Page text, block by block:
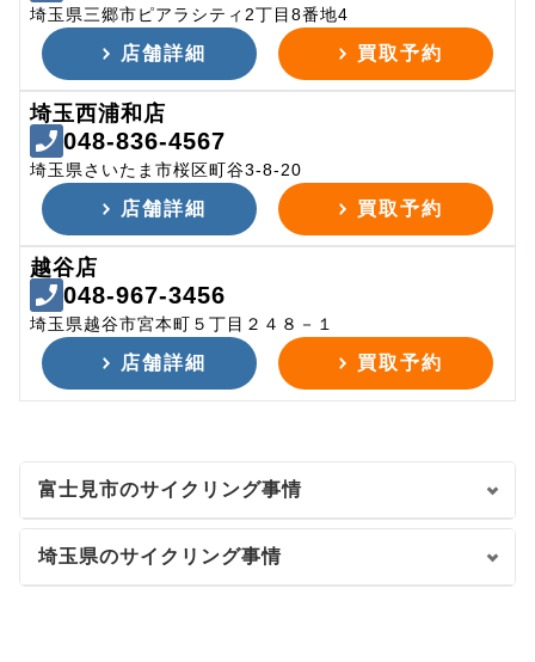
埼玉県三郷市ピアラシティ2丁目8番地4
店舗詳細 買取予約
埼玉西浦和店
048-836-4567
埼玉県さいたま市桜区町谷3-8-20
店舗詳細 買取予約
越谷店
048-967-3456
埼玉県越谷市宮本町５丁目２４８－１
店舗詳細 買取予約
富士見市のサイクリング事情
埼玉県のサイクリング事情